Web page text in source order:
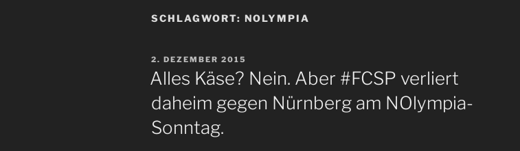
SCHLAGWORT: NOLYMPIA
VERÖFFENTLICHT
AM
2. DEZEMBER 2015
Alles Käse? Nein. Aber #FCSP verliert
daheim gegen Nürnberg am NOlympia-
Sonntag.